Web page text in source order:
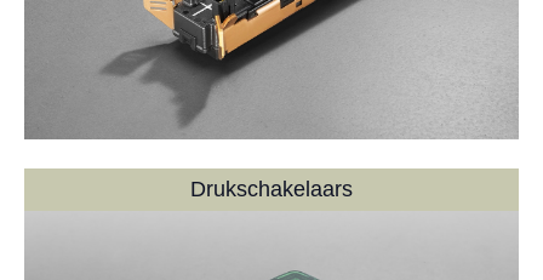
Drukschakelaars